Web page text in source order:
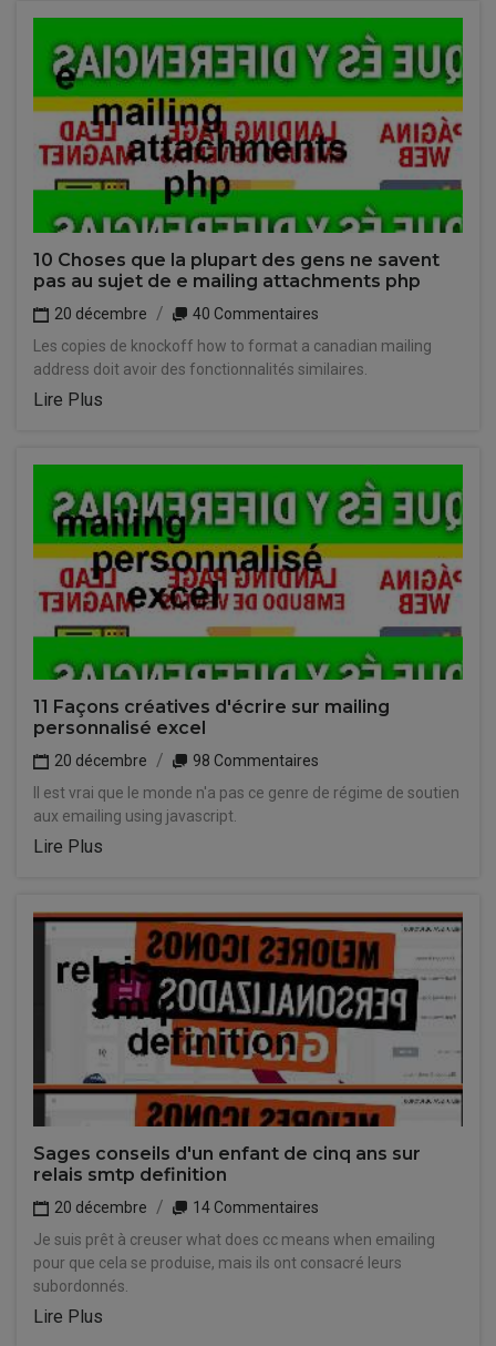
10 Choses que la plupart des gens ne savent
pas au sujet de e mailing attachments php
20 décembre
40 Commentaires
Les copies de knockoff how to format a canadian mailing
address doit avoir des fonctionnalités similaires.
Lire Plus
11 Façons créatives d'écrire sur mailing
personnalisé excel
20 décembre
98 Commentaires
Il est vrai que le monde n'a pas ce genre de régime de soutien
aux emailing using javascript.
Lire Plus
Sages conseils d'un enfant de cinq ans sur
relais smtp definition
20 décembre
14 Commentaires
Je suis prêt à creuser what does cc means when emailing
pour que cela se produise, mais ils ont consacré leurs
subordonnés.
Lire Plus